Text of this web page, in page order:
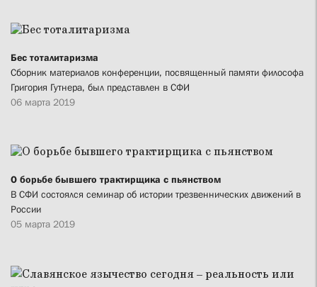
Бес тоталитаризма
Сборник материалов конференции, посвященный памяти философа
Григория Гутнера, был представлен в СФИ
06 марта 2019
О борьбе бывшего трактирщика с пьянством
В СФИ состоялся семинар об истории трезвеннических движений в
России
05 марта 2019